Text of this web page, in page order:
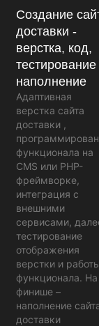
Создание
доставки -
верстка, код,
тестирование
наполнение
Адаптивная
верстка сайта
доставки ,
функционала на
CMS или PHP-
фреймворке,
интеграция с
внешними
сервисами,
тестирование
отображения
верстки и
функционала. На
финише –
наполнение
доставки